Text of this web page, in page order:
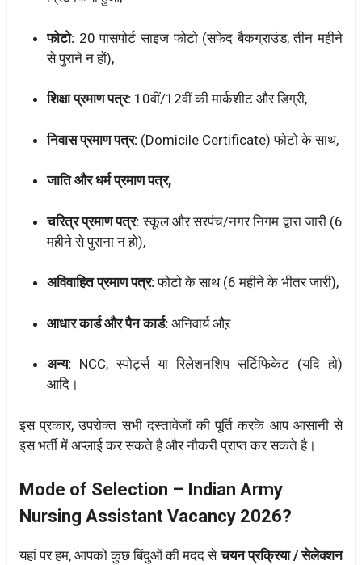
फोटो: 20 पासपोर्ट साइज फोटो (सफेद बैकग्राउंड, तीन महीने
से पुराने न हों),
शिक्षा प्रमाण पत्र: 10वीं/12वीं की मार्कशीट और डिग्री,
निवास प्रमाण पत्र: (Domicile Certificate) फोटो के साथ,
जाति और धर्म प्रमाण पत्र,
चरित्र प्रमाण पत्र: स्कूल और सरपंच/नगर निगम द्वारा जारी (6
महीने से पुराना न हो),
अविवाहित प्रमाण पत्र:फोटो के साथ (6 महीने के भीतर जारी),
आधार कार्ड और पैन कार्ड: अनिवार्य औऱ
अन्य: NCC, स्पोर्ट्स या रिलेशनशिप सर्टिफिकेट (यदि हो)
आदि।
इस प्रकार, उपरोक्त सभी दस्तावेजों की पूर्ति करके आप आसानी से
इस भर्ती में अप्लाई कर सकते है और नौकरी प्राप्त कर सकते है।
Mode of Selection – Indian Army
Nursing Assistant Vacancy 2026?
यहां पर हम, आपको कुछ बिंदुओं की मदद सेचयन प्रक्रिया / सेलेक्शन